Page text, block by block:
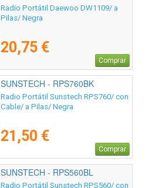
Radio Portátil Daewoo DW1109/ a
Pilas/ Negra
20,75 €
Comprar
SUNSTECH - RPS760BK
Radio Portátil Sunstech RPS760/ con
Cable/ a Pilas/ Negra
21,50 €
Comprar
SUNSTECH - RPS560BL
Radio Portátil Sunstech RPS560/ con